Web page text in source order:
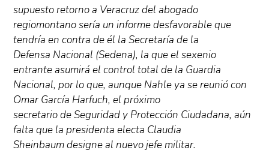
supuesto retorno a Veracruz del abogado
regiomontano sería un informe desfavorable que
tendría en contra de él la Secretaría de la
Defensa Nacional (Sedena), la que el sexenio
entrante asumirá el control total de la Guardia
Nacional, por lo que, aunque Nahle ya se reunió con
Omar García Harfuch, el próximo
secretario de Seguridad y Protección Ciudadana, aún
falta que la presidenta electa Claudia
Sheinbaum designe al nuevo jefe militar.